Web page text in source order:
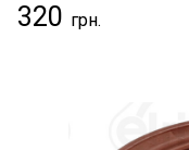
320